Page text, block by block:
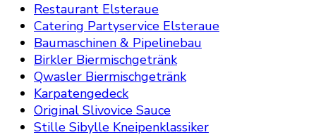
Restaurant Elsteraue
Catering Partyservice Elsteraue
Baumaschinen & Pipelinebau
Birkler Biermischgetränk
Qwasler Biermischgetränk
Karpatengedeck
Original Slivovice Sauce
Stille Sibylle Kneipenklassiker